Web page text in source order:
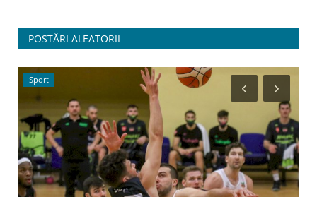
POSTĂRI ALEATORII
Sport